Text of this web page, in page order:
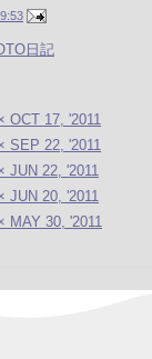
日記
OCT 17, '2011
SEP 22, '2011
JUN 22, '2011
JUN 20, '2011
MAY 30, '2011